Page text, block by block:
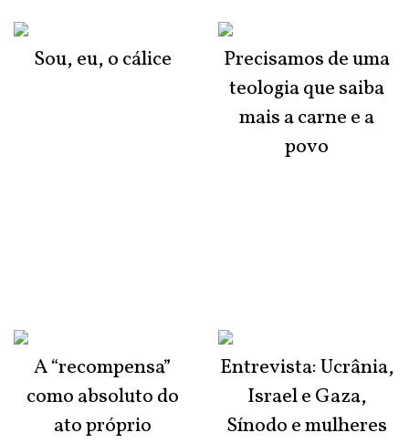
Sou, eu, o cálice
A “recompensa”
como absoluto do
ato próprio
Precisamos de uma
teologia que saiba
mais a carne e a
povo
Entrevista: Ucrânia,
Israel e Gaza,
Sínodo e mulheres